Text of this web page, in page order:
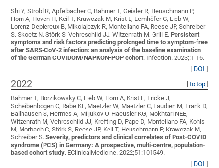
Shi Y, Strobl R, Apfelbacher C, Bahmer T, Geisler R, Heuschmann P,
Horn A, Hoven H, Keil T, Krawczak M, Krist L, Lemhöfer C, Lieb W,
Lorenz-Depiereux B, Mikolajczyk R, Montellano FA, Reese JP, Schreiber
S, Skoetz N, Störk S, Vehreschild JJ, Witzenrath M, Grill E.Persistent
symptoms and risk factors predicting prolonged time to symptom-free
after SARS‑CoV‑2 infection: an analysis of the baseline examination
of the German COVIDOM/NAPKON-POP cohort. Infection. 2023;:1-16.
[ DOI ]
2022 to top]
Bahmer T, Borzikowsky C, Lieb W, Horn A, Krist L, Fricke J,
Scheibenbogen C, Rabe KF, Maetzler W, Maetzler C, Laudien M, Frank D,
Ballhausen S, Hermes A, Miljukov O, Haeusler KG, Mokhtari NEE,
Witzenrath M, Vehreschild JJ, Krefting D, Pape D, Montellano FA, Kohls
M, Morbach C, Störk S, Reese JP, Keil T, Heuschmann P, Krawczak M,
Schreiber S.Severity, predictors and clinical correlates of Post-COVID
syndrome (PCS) in Germany: A prospective, multi-centre, population-
based cohort study. EClinicalMedicine. 2022;51:101549.
[ DOI ]